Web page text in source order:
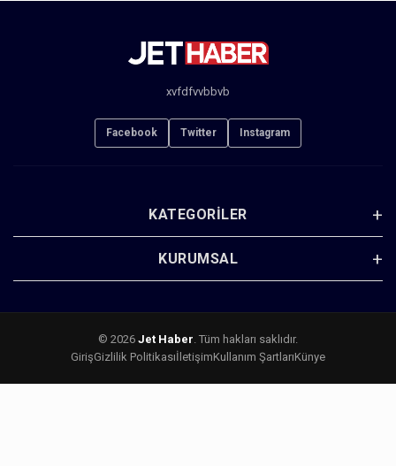
xvfdfvvbbvb
Facebook Twitter Instagram
KATEGORILER
KURUMSAL
© 2026 Jet Haber. Tüm hakları saklıdır.
GirişGizlilik PolitikasıİletişimKullanım ŞartlarıKünye